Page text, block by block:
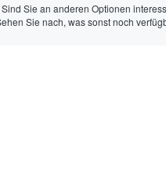
Sind Sie an anderen Optionen
Sie nach, was sonst noch